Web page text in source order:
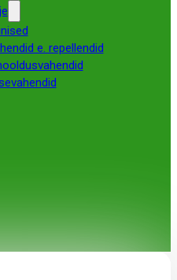
e. repellendid